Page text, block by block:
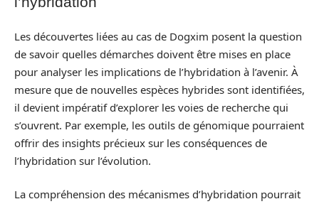
Les découvertes liées au cas de Dogxim posent la question
de savoir quelles démarches doivent être mises en place
pour analyser les implications de l’hybridation à l’avenir. À
mesure que de nouvelles espèces hybrides sont identifiées,
il devient impératif d’explorer les voies de recherche qui
s’ouvrent. Par exemple, les outils de génomique pourraient
offrir des insights précieux sur les conséquences de
l’hybridation sur l’évolution.
La compréhension des mécanismes d’hybridation pourrait